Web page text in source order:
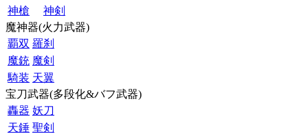
神槍
神剣
魔神器(火力武器)
覇双 羅刹
魔銃 魔剣
騎装 天翼
宝刀武器(多段化&バフ武器)
轟器 妖刀
天錘 聖剣